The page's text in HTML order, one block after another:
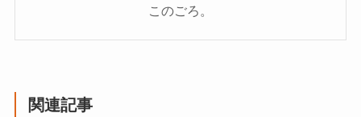
このごろ。
関連記事